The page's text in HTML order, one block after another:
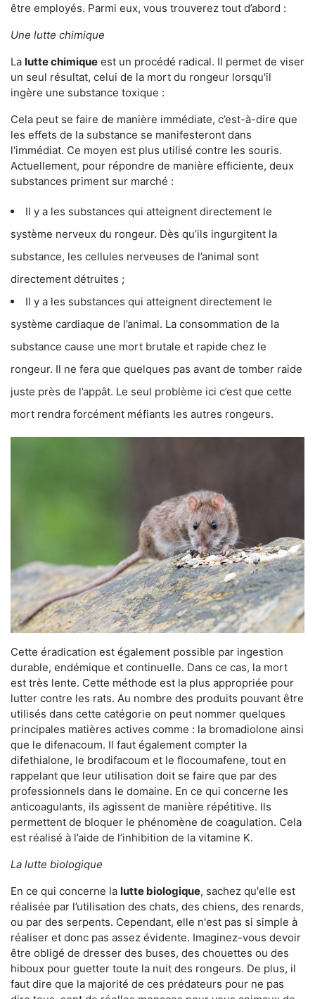
être employés. Parmi eux, vous trouverez tout d’abord :
Une lutte chimique
La lutte chimique est un procédé radical. Il permet de viser
un seul résultat, celui de la mort du rongeur lorsqu'il
ingère une substance toxique :
Cela peut se faire de manière immédiate, c’est-à-dire que
les effets de la substance se manifesteront dans
l'immédiat. Ce moyen est plus utilisé contre les souris.
Actuellement, pour répondre de manière efficiente, deux
substances priment sur marché :
Il y a les substances qui atteignent directement le
système nerveux du rongeur. Dès qu’ils ingurgitent la
substance, les cellules nerveuses de l’animal sont
directement détruites ;
Il y a les substances qui atteignent directement le
système cardiaque de l’animal. La consommation de la
substance cause une mort brutale et rapide chez le
rongeur. Il ne fera que quelques pas avant de tomber raide
juste près de l’appât. Le seul problème ici c’est que cette
mort rendra forcément méfiants les autres rongeurs.
Cette éradication est également possible par ingestion
durable, endémique et continuelle. Dans ce cas, la mort
est très lente. Cette méthode est la plus appropriée pour
lutter contre les rats. Au nombre des produits pouvant être
utilisés dans cette catégorie on peut nommer quelques
principales matières actives comme : la bromadiolone ainsi
que le difenacoum. Il faut également compter la
difethialone, le brodifacoum et le flocoumafene, tout en
rappelant que leur utilisation doit se faire que par des
professionnels dans le domaine. En ce qui concerne les
anticoagulants, ils agissent de manière répétitive. Ils
permettent de bloquer le phénomène de coagulation. Cela
est réalisé à l’aide de l’inhibition de la vitamine K.
La lutte biologique
En ce qui concerne la lutte biologique, sachez qu'elle est
réalisée par l’utilisation des chats, des chiens, des renards,
ou par des serpents. Cependant, elle n'est pas si simple à
réaliser et donc pas assez évidente. Imaginez-vous devoir
être obligé de dresser des buses, des chouettes ou des
hiboux pour guetter toute la nuit des rongeurs. De plus, il
faut dire que la majorité de ces prédateurs pour ne pas